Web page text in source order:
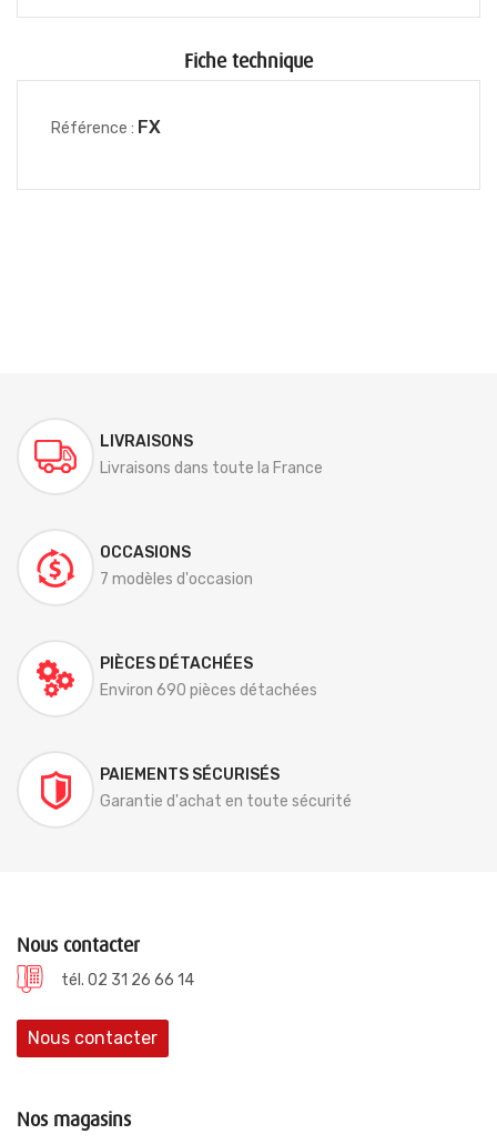
Fiche technique
Référence : FX
LIVRAISONS
Livraisons dans toute la France
OCCASIONS
7 modèles d'occasion
PIÈCES DÉTACHÉES
Environ 690 pièces détachées
PAIEMENTS SÉCURISÉS
Garantie d'achat en toute sécurité
Nous contacter
tél. 02 31 26 66 14
Nous contacter
Nos magasins